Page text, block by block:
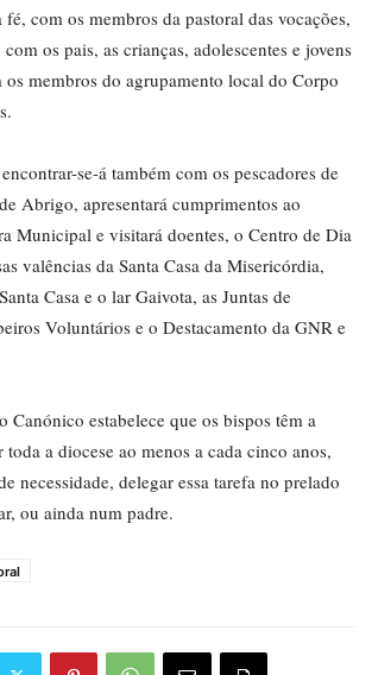
com os membros da pastoral das vocações,
os pais, as crianças, adolescentes e jovens
os membros do agrupamento local do Corpo
se-á também com os pescadores de
Abrigo, apresentará cumprimentos ao
Municipal e visitará doentes, o Centro de Dia
valências da Santa Casa da Misericórdia,
Casa e o lar Gaivota, as Juntas de
Voluntários e o Destacamento da GNR e
Canónico estabelece que os bispos têm a
a diocese ao menos a cada cinco anos,
necessidade, delegar essa tarefa no prelado
ou ainda num padre.